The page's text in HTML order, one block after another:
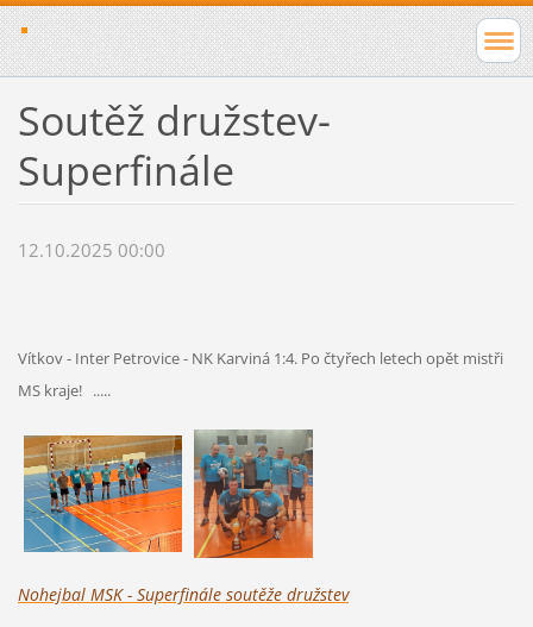
Soutěž družstev-
Superfinále
12.10.2025 00:00
Vítkov - Inter Petrovice - NK Karviná 1:4. Po čtyřech letech opět mistři
MS kraje! .....
Nohejbal MSK - Superfinále soutěže družstev